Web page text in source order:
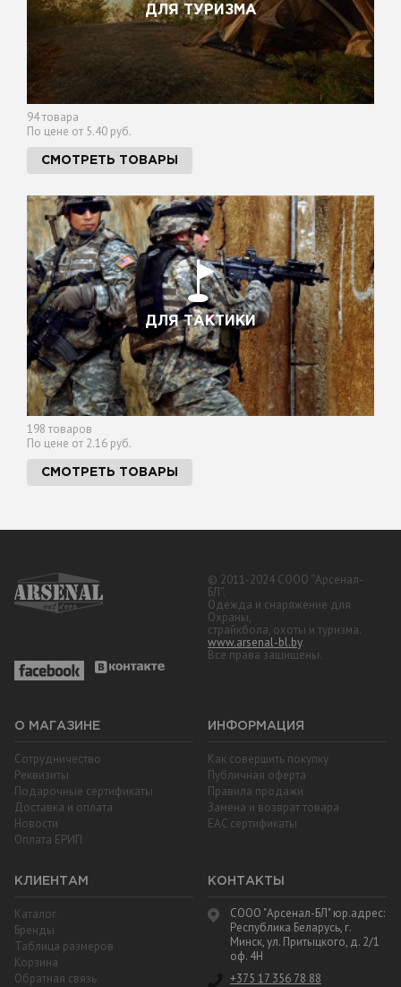
ДЛЯ ТУРИЗМА
94 товара
По цене от 5.40 руб.
СМОТРЕТЬ ТОВАРЫ
ДЛЯ ТАКТИКИ
198 товаров
По цене от 2.16 руб.
СМОТРЕТЬ ТОВАРЫ
© 2011-2024 СООО “Арсенал-
БЛ”.
Одежда и снаряжение для
Охраны,
страйкбола, охоты и туризма.
www.arsenal-bl.by.
Все права защищены.
О МАГАЗИНЕ
Сотрудничество
Реквизиты
Подарочные сертификаты
Доставка и оплата
Новости
Оплата ЕРИП
ИНФОРМАЦИЯ
Как совершить покупку
Публичная оферта
Правила продажи
Замена и возврат товара
EAC cертификаты
КЛИЕНТАМ
Каталог
Бренды
Таблица размеров
Корзина
Обратная связь
КОНТАКТЫ
СООО "Арсенал-БЛ" юр.адрес:
Республика Беларусь, г.
Минск, ул. Притыцкого, д. 2/1
оф. 4Н
+375 17 356 78 88